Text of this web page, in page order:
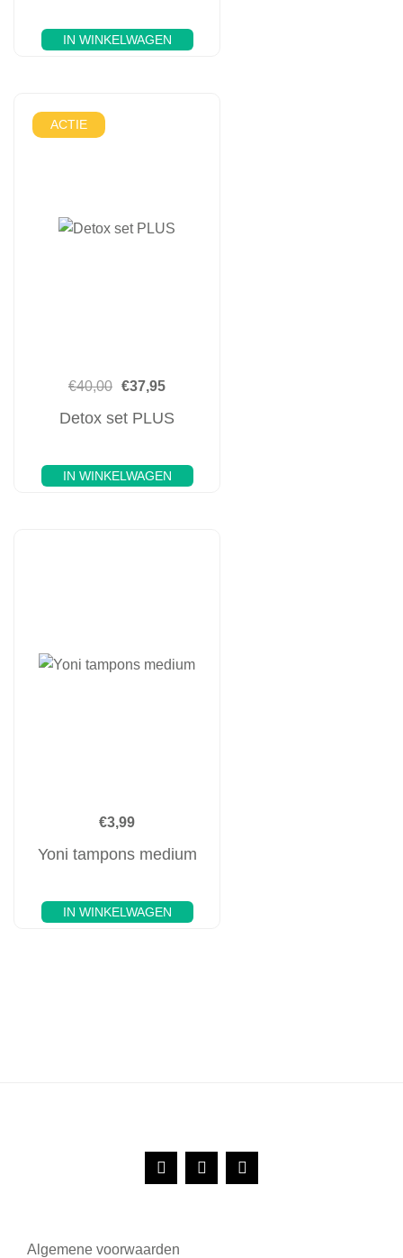
IN WINKELWAGEN
ACTIE
€40,00 €37,95
Detox set PLUS
IN WINKELWAGEN
€3,99
Yoni tampons medium
IN WINKELWAGEN
Algemene voorwaarden